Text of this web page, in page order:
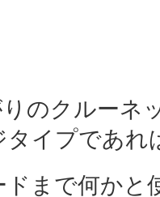
のクルーネ
イプであれ
まで何かと